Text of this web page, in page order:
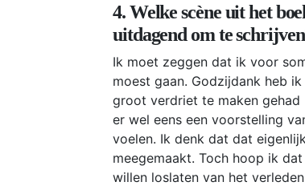
4. Welke scène uit het
uitdagend om te
Ik moet zeggen dat ik voor
moest gaan. Godzijdank heb
groot verdriet te maken
er wel eens een voorstelling
voelen. Ik denk dat dat
meegemaakt. Toch hoop ik
willen loslaten van het